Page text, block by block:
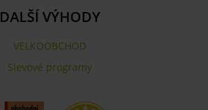
DALŠÍ VÝHODY
VELKOOBCHOD
Slevové programy